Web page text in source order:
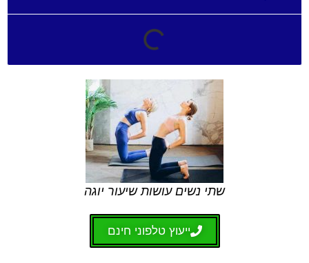
שתי נשים עושות שיעור יוגה
ייעוץ טלפוני חינם